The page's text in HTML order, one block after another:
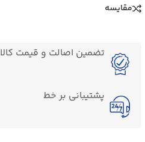
مقایسه
تضمین اصالت و قیمت کالا
پشتیبانی بر خط